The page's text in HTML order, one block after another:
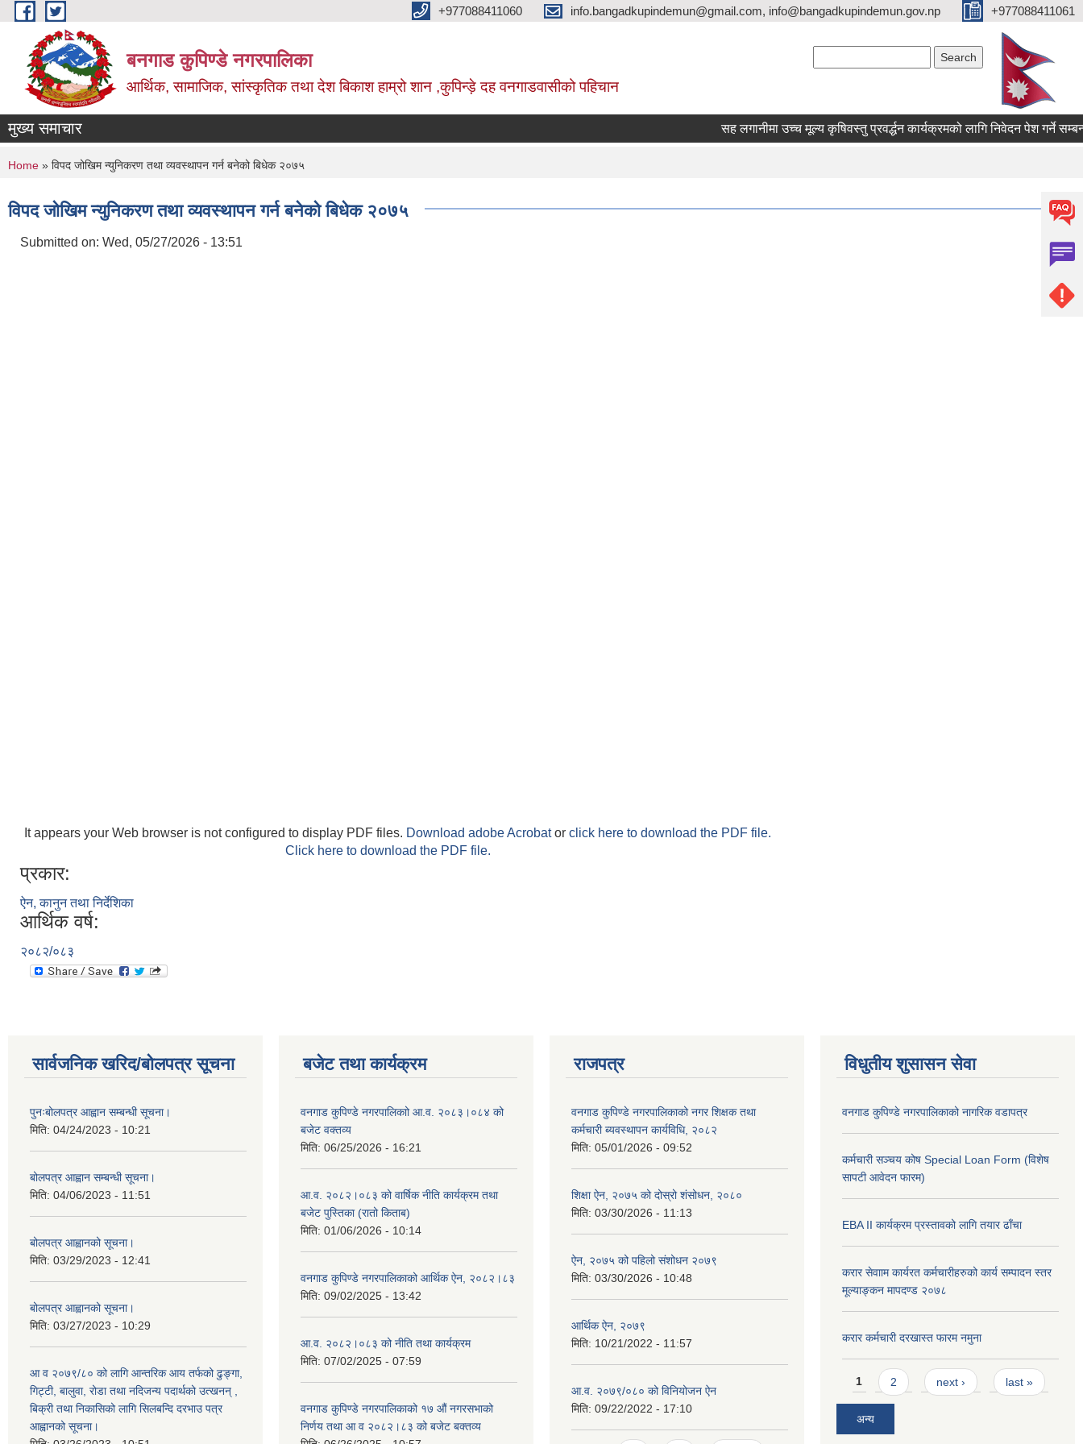
Skip to main content +977088411060 info.bangadkupindemun@gmail.com, info@bangadkupindemun.gov.np +977088411061
बनगाड कुपिण्डे नगरपालिका
आर्थिक, सामाजिक, सांस्कृतिक तथा देश बिकाश हाम्रो शान ,कुपिन्ड़े दह वनगाडवासीको पहिचान
मुख्य समाचार सह लगानीमा उच्च मूल्य कृषिवस्तु प्रवर्द्धन कार्यक्रमको लागि निवेदन पेश गर्ने सम्बन्धी
You are here
Home » विपद जोखिम न्युनिकरण तथा व्यवस्थापन गर्न बनेको बिधेक २०७५
विपद जोखिम न्युनिकरण तथा व्यवस्थापन गर्न बनेको बिधेक २०७५
Submitted on: Wed, 05/27/2026 - 13:51
It appears your Web browser is not configured to display PDF files. Download adobe Acrobator click here to download the PDF file.
Click here to download the PDF file.
प्रकार:
ऐन, कानुन तथा निर्देशिका
आर्थिक वर्ष:
२०८२/०८३
सार्वजनिक खरिद/बोलपत्र सूचना
पुनःबोलपत्र आह्वान सम्बन्धी सूचना।
मिति: 04/24/2023 - 10:21
बोलपत्र आह्वान सम्बन्धी सूचना।
मिति: 04/06/2023 - 11:51
बोलपत्र आह्वानको सूचना।
मिति: 03/29/2023 - 12:41
बोलपत्र आह्वानको सूचना।
मिति: 03/27/2023 - 10:29
आ व २०७९/८० को लागि आन्तरिक आय तर्फको ढुङ्गा,
गिट्टी, बालुवा, रोडा तथा नदिजन्य पदार्थको उत्खनन् ,
बिक्री तथा निकासिको लागि सिलबन्दि दरभाउ पत्र
आह्वानको सूचना।
बजेट तथा कार्यक्रम
वनगाड कुपिण्डे नगरपालिकाो आ.व. २०८३।०८४ को
बजेट वक्तव्य
मिति: 06/25/2026 - 16:21
आ.व. २०८२।०८३ को वार्षिक नीति कार्यक्रम तथा
बजेट पुस्तिका (रातो किताब)
मिति: 01/06/2026 - 10:14
वनगाड कुपिण्डे नगरपालिकाको आर्थिक ऐन, २०८२।८३
मिति: 09/02/2025 - 13:42
आ.व. २०८२।०८३ को नीति तथा कार्यक्रम
मिति: 07/02/2025 - 07:59
वनगाड कुपिण्डे नगरपालिकाको १७ ‍औं नगरसभाको
निर्णय तथा आ व २०८२।८३ को बजेट बक्तव्य
राजपत्र
वनगाड कुपिण्डे नगरपालिकाको नगर शिक्षक तथा
कर्मचारी ब्यवस्थापन कार्यविधि, २०८२
मिति: 05/01/2026 - 09:52
शिक्षा ऐन, २०७५ को दोस्रो शंसोधन, २०८०
मिति: 03/30/2026 - 11:13
ऐन, २०७५ को पहिलो संशोधन २०७९
मिति: 03/30/2026 - 10:48
आर्थिक ऐन, २०७९
मिति: 10/21/2022 - 11:57
आ.व. २०७९/०८० को विनियोजन ऐन
मिति: 09/22/2022 - 17:10
विधुतीय शुसासन सेवा
वनगाड कुपिण्डे नगरपालिकाको नागरिक वडापत्र
कर्मचारी सञ्चय कोष Special Loan Form (विशेष
सापटी आवेदन फारम)
EBA II कार्यक्रम प्रस्तावको लागि तयार ढाँचा
करार सेवााम कार्यरत कर्मचारीहरुको कार्य सम्पादन स्तर
मूल्याङ्कन मापदण्ड २०७८
करार कर्मचारी दरखास्त फारम नमुना
Pages
1 2 next › last »
अन्य